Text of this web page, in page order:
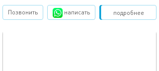
подробнее
Позвонить написать Забронировать